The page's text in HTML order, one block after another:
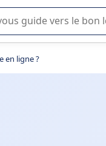
ou la sélection
en ligne ?